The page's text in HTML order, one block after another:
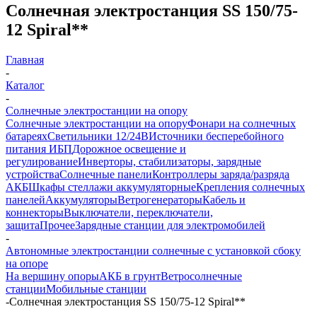
Солнечная электростанция SS 150/75-
12 Spiral**
Главная
-
Каталог
-
Солнечные электростанции на опору
Солнечные электростанции на опоруФонари на солнечных
батареяхСветильники 12/24ВИсточники бесперебойного
питания ИБПДорожное освещение и
регулированиеИнверторы, стабилизаторы, зарядные
устройстваСолнечные панелиКонтроллеры заряда/разряда
АКБШкафы стеллажи аккумуляторныеКрепления солнечных
панелейАккумуляторыВетрогенераторыКабель и
коннекторыВыключатели, переключатели,
защитаПрочееЗарядные станции для электромобилей
-
Автономные электростанции солнечные с установкой сбоку
на опоре
На вершину опорыАКБ в грунтВетросолнечные
станцииМобильные станции
-Солнечная электростанция SS 150/75-12 Spiral**